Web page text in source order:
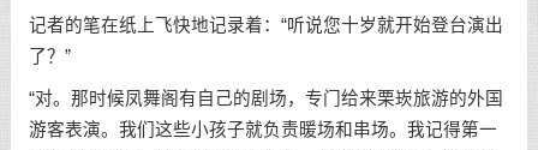
记者的笔在纸上飞快地记录着：“听说您十岁就开始登台演出
了？”
“对。那时候凤舞阁有自己的剧场，专门给来栗崁旅游的外国
游客表演。我们这些小孩子就负责暖场和串场。我记得第一